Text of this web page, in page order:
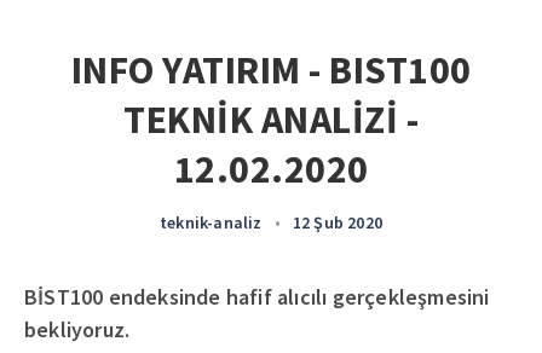
INFO YATIRIM - BIST100
TEKNİK ANALİZİ -
12.02.2020
teknik-analiz • 12 Şub 2020
BİST100 endeksinde hafif alıcılı gerçekleşmesini
bekliyoruz.